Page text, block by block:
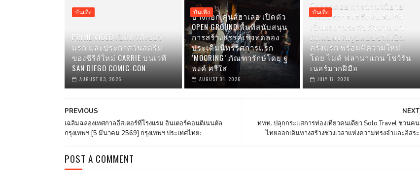
บันเทิง
PRIME VIDEO เปิดตัวทีเซอร์
แรก และประกาศวันสตรีม
ของซีรีส์ใหม่ CARRIE บนเวที
SAN DIEGO COMIC-CON
AUGUST 03, 2026
บันเทิง
บางกอก คุนส์ฮาเลอ เปิดตัว
OPEN GROUND พื้นที่สนับสนุน
การสร้างสรรค์เชิงทดลอง
ประเดิมนิทรรศการแรก
‘MOORING’ ภัณฑารักษ์โดย ฐ
พงค์ ศรีใส
AUGUST 01, 2026
บันเทิง
โลกรอคอย การนำนวนิยาย
เรื่องแรกของสตีเฟน คิง ซึ่ง
เป็นผลงานระดับตำนาน มา
ดัดแปลงในรูปแบบซีรีส์เป็น
ครั้งแรก พร้อมตีความใหม่
โดย ไมค์ ฟลานาแกน โชว์รัน
เนอร์มากฝีมือ
JULY 17, 2026
NEXT
ททท. ปลุกกระแสการท่องเที่ยวคนเดียว Solo Travel ชวนคน
ไทยออกเดินทางสร้างช่วงเวลาแห่งความทรงจำและอิสระ
PREVIOUS
เฉลิมฉลองเทศกาลอีสเตอร์ที่โรงแรม อินเตอร์คอนติเนนตัล
กรุงเทพฯ [5 มีนาคม 2569] กรุงเทพฯ ประเทศไทย:
POST A COMMENT